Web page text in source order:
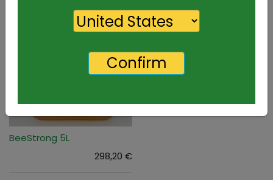
BeeStrong 5L
298,20 €
Confirm